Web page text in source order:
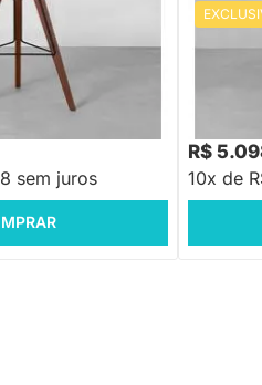
ENTREGA
Redonda Preto -
sem juros
Mesa de
2,20m x
R$
10x de